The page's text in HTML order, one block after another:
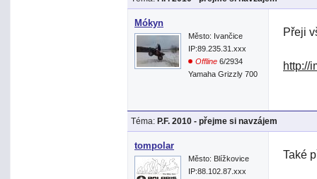
Mókyn
Město: Ivančice
IP:89.235.31.xxx
Offline 6/2934
Yamaha Grizzly 700
Přeji
http://
Téma: P.F. 2010 - přejme si navzájem
tompolar
Město: Blížkovice
IP:88.102.87.xxx
Také